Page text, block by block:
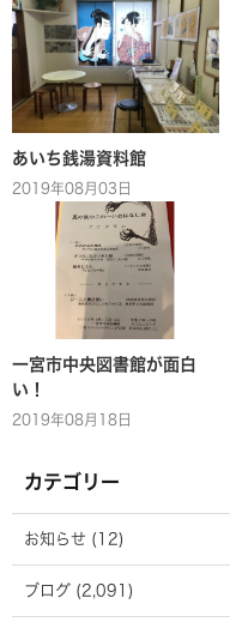
あいち銭湯資料館
2019年08月03日
一宮市中央図書館が面白
い！
2019年08月18日
カテゴリー
お知らせ (12)
ブログ (2,091)